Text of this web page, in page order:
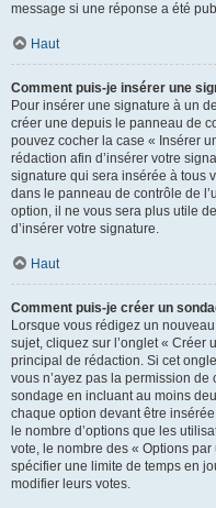
message si une réponse a été
Haut
Comment puis-je insérer une
Pour insérer une signature à un
créer une depuis le panneau de
pouvez cocher la case « Insérer
rédaction afin d’insérer votre
signature qui sera insérée à tous
dans le panneau de contrôle de
option, il ne vous sera plus utile
d’insérer votre signature.
Haut
Comment puis-je créer un
Lorsque vous rédigez un
sujet, cliquez sur l’onglet « Créer
principal de rédaction. Si cet
vous n’ayez pas la permission
sondage en incluant au moins
chaque option devant être
le nombre d’options que les
vote, le nombre des « Options
spécifier une limite de temps en
modifier leurs votes.